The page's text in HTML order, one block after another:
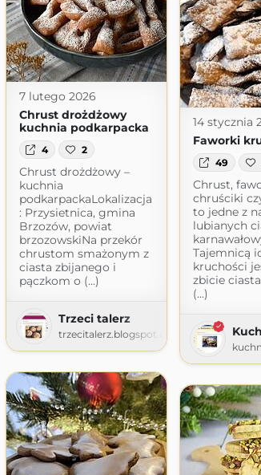
7 lutego 2026
Chrust drożdżowy
kuchnia podkarpacka
4 2
Chrust drożdżowy –
kuchnia
podkarpackaLokalizacja
: Przysietnica, gmina
Brzozów, powiat
brzozowskiNa przekór
chrustom smażonym z
ciasta zbijanego i
pączkom o (...)
Trzeci talerz
trzecitalerz.blogspot.com
14 stycznia
Faworki
49
Chrust,
chruściki
to jedne z
lubianych
Tajemnicą
kruchości
zbicie
(...)